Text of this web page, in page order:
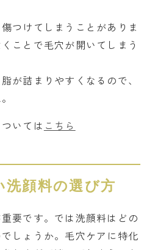
つけてしまうことがありま
ことで毛穴が開いてしまう
が詰まりやすくなるので、
いては こちら
顔料の選び方
要です。では洗顔料はどの
しょうか。毛穴ケアに特化